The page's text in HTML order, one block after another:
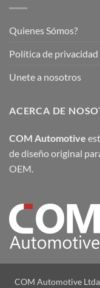
Quienes Sómos?
Política de privacidad
Unete a nosotros
ACERCA DE
COM Automotive
de diseño original
OEM.
COM Automotive